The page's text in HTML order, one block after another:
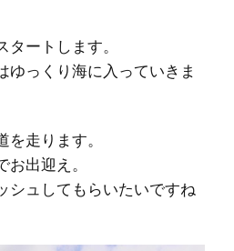
ートします。
ゆっくり海に入っていきま
走ります。
出迎え。
シュしてもらいたいですね